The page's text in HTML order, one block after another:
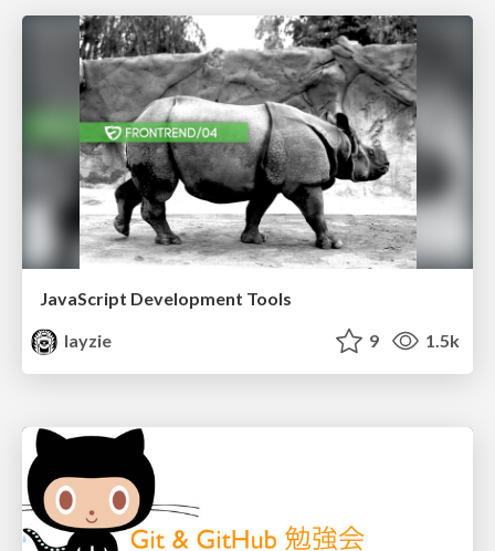
JavaScript Development Tools
layzie
9 1.5k